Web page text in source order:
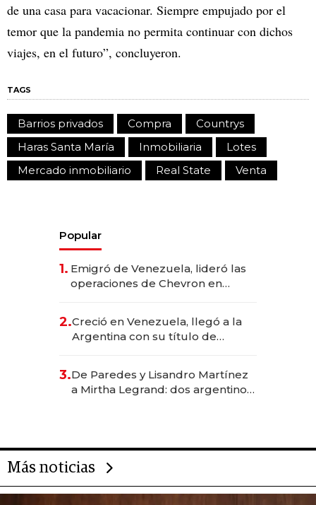
de una casa para vacacionar. Siempre empujado por el
temor que la pandemia no permita continuar con dichos
viajes, en el futuro”, concluyeron.
TAGS
Barrios privados Compra
Countrys
Haras Santa María
Inmobiliaria
Lotes
Mercado inmobiliario
Real State Venta
Popular
1. Emigró de Venezuela, lideró las
operaciones de Chevron en
2.Creció en Venezuela, llegó a la
Argentina con su título de
las marcas "fast premium"
3.De Paredes y Lisandro Martínez
a Mirtha Legrand: dos argentinos
Más noticias